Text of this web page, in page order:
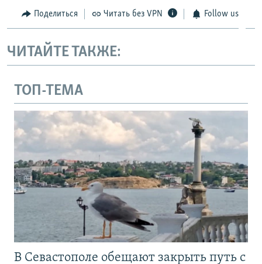
Поделиться Читать без VPN Follow us
ЧИТАЙТЕ ТАКЖЕ:
ТОП-ТЕМА
В Севастополе обещают закрыть путь с